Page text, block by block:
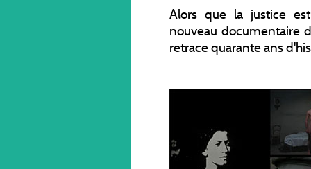
Alors que la justice
nouveau documentaire
retrace quarante ans